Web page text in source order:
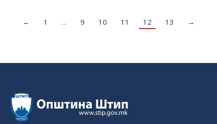
← 1 … 9 10 11 12 13 →